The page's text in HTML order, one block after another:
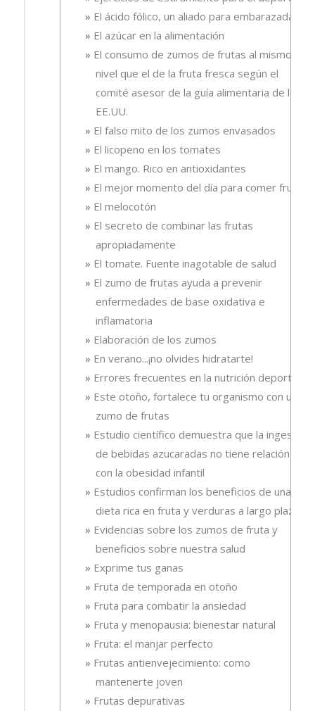
El ácido fólico, un aliado para embarazadas.
El azúcar en la alimentación
El consumo de zumos de frutas al mismo
nivel que el de la fruta fresca según el
comité asesor de la guía alimentaria de los
EE.UU.
El falso mito de los zumos envasados
El licopeno en los tomates
El mango. Rico en antioxidantes
El mejor momento del día para comer fruta
El melocotón
El secreto de combinar las frutas
apropiadamente
El tomate. Fuente inagotable de salud
El zumo de frutas ayuda a prevenir
enfermedades de base oxidativa e
inflamatoria
Elaboración de los zumos
En verano...¡no olvides hidratarte!
Errores frecuentes en la nutrición deportiva
Este otoño, fortalece tu organismo con un
zumo de frutas
Estudio científico demuestra que la ingesta
de bebidas azucaradas no tiene relación
con la obesidad infantil
Estudios confirman los beneficios de una
dieta rica en fruta y verduras a largo plazo
Evidencias sobre los zumos de fruta y
beneficios sobre nuestra salud
Exprime tus ganas
Fruta de temporada en otoño
Fruta para combatir la ansiedad
Fruta y menopausia: bienestar natural
Fruta: el manjar perfecto
Frutas antienvejecimiento: como
mantenerte joven
Frutas depurativas